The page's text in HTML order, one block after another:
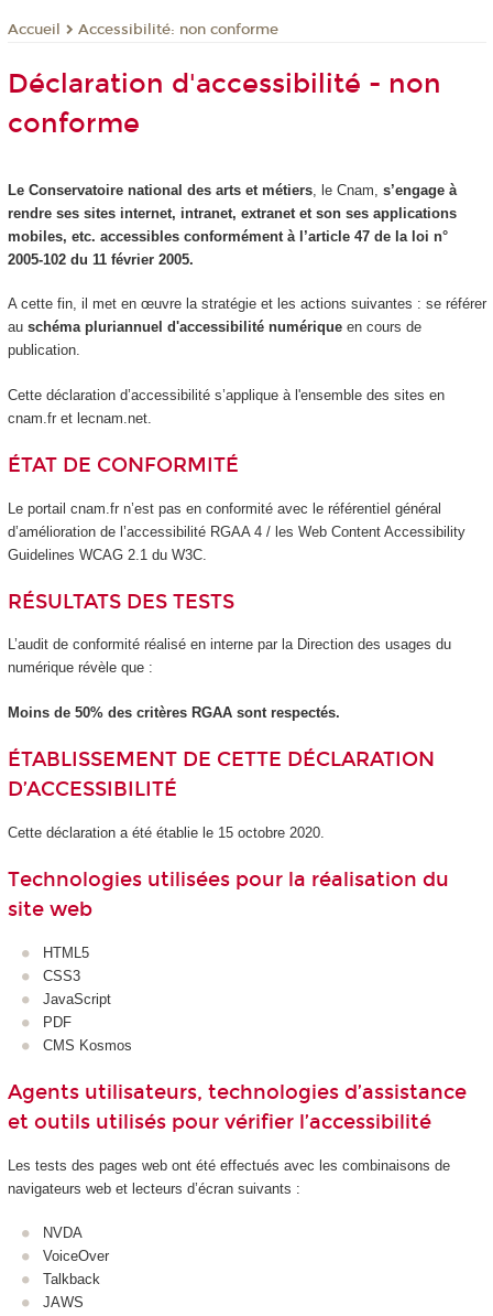
Accueil Accessibilité: non conforme
Déclaration d'accessibilité - non
conforme
Le Conservatoire national des arts et métiers, le Cnam, s’engage à
rendre ses sites internet, intranet, extranet et son ses applications
mobiles, etc. accessibles conformément à l’article 47 de la loi n°
2005-102 du 11 février 2005.
A cette fin, il met en œuvre la stratégie et les actions suivantes : se référer
au schéma pluriannuel d'accessibilité numériqueen cours de
publication.
Cette déclaration d’accessibilité s’applique à l'ensemble des sites en
cnam.fr et lecnam.net.
ÉTAT DE CONFORMITÉ
Le portail cnam.fr n’est pas en conformité avec le référentiel général
d’amélioration de l’accessibilité RGAA 4 / les Web Content Accessibility
Guidelines WCAG 2.1 du W3C.
RÉSULTATS DES TESTS
L’audit de conformité réalisé en interne par la Direction des usages du
numérique révèle que :
Moins de 50% des critères RGAA sont respectés.
ÉTABLISSEMENT DE CETTE DÉCLARATION
D’ACCESSIBILITÉ
Cette déclaration a été établie le 15 octobre 2020.
Technologies utilisées pour la réalisation du
site web
HTML5
CSS3
JavaScript
PDF
CMS Kosmos
Agents utilisateurs, technologies d’assistance
et outils utilisés pour vérifier l’accessibilité
Les tests des pages web ont été effectués avec les combinaisons de
navigateurs web et lecteurs d’écran suivants :
NVDA
VoiceOver
Talkback
JAWS